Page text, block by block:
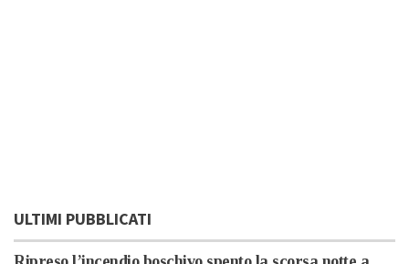
ULTIMI PUBBLICATI